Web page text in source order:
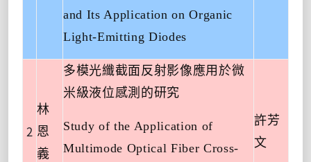
and Its Application on Organic
Light-Emitting Diodes
2
林
恩
義
多模光纖截面反射影像應用於微
米級液位感測的研究
Study of the Application of
Multimode Optical Fiber Cross-
許芳
文